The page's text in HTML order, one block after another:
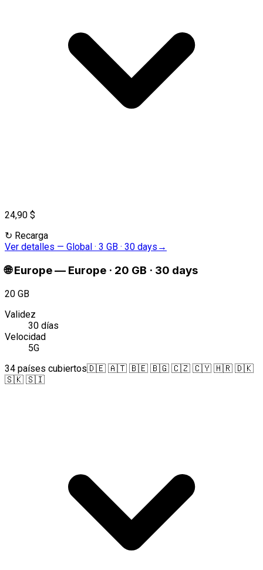
24,90 $
↻ Recarga
Ver detalles — Global · 3 GB · 30 days →
🌐 Europe— Europe · 20 GB · 30 days
20 GB
Validez
30 días
Velocidad
5G
34 países cubiertos🇩🇪 🇦🇹 🇧🇪 🇧🇬 🇨🇿 🇨🇾 🇭🇷 🇩🇰
🇸🇰 🇸🇮